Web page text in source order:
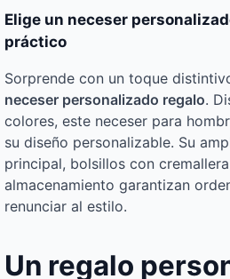
Elige un neceser
práctico
Sorprende con un toque
neceser personalizado regalo.
colores, este neceser para
su diseño personalizable. Su
principal, bolsillos con
almacenamiento garantizan
renunciar al estilo.
Un regalo